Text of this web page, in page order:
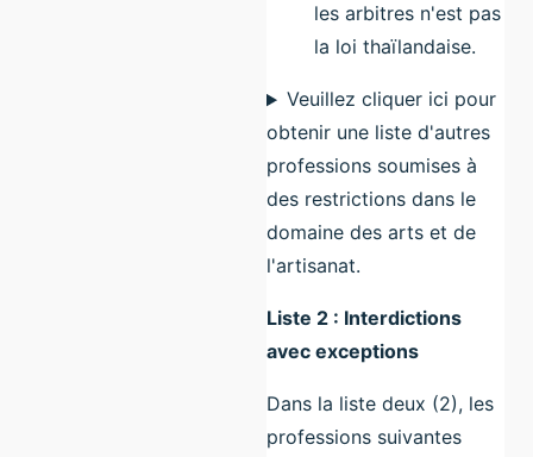
les arbitres n'est pas
la loi thaïlandaise.
Veuillez cliquer ici pour
obtenir une liste d'autres
professions soumises à
des restrictions dans le
domaine des arts et de
l'artisanat.
Liste 2 : Interdictions
avec exceptions
Dans la liste deux (2), les
professions suivantes